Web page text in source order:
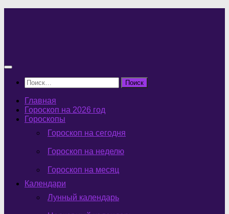
Найти:
Главная
Гороскоп на 2026 год
Гороскопы
Гороскоп на сегодня
Гороскоп на неделю
Гороскоп на месяц
Календари
Лунный календарь